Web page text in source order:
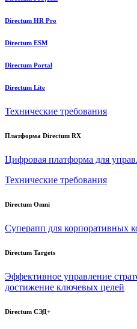
Directum HR Pro
Directum ESM
Directum Portal
Directum Lite
Технические требования
Платформа Directum RX
Цифровая платформа для
Технические требования
Directum Omni
Суперапп для корпоративных
Directum Targets
Эффективное управление
достижение ключевых целей
Directum СЭД+